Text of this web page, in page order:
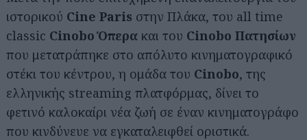
ιστορικού Cine Paris στην Πλάκα, του all time
classic Cinobo Όπερα και του Cinobo Πατησίων
που μετατράπηκε στο απόλυτο κινηματογραφικό
στέκι του κέντρου, η ομάδα του Cinobo, της
ελληνικής streaming πλατφόρμας, δίνει το
φετινό καλοκαίρι νέα ζωή σε έναν κινηματογράφο
που κινδύνευε να εγκαταλειφθεί οριστικά.